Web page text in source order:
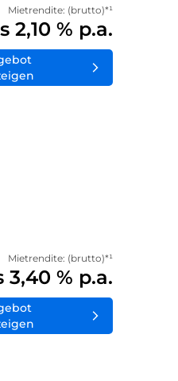
Mietrendite: (brutto)*¹
2,10 % p.a.
Mietrendite: (brutto)*¹
3,40 % p.a.